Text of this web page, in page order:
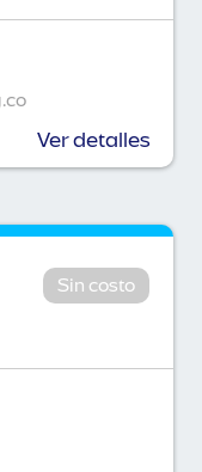
Ver detalles
Sin costo